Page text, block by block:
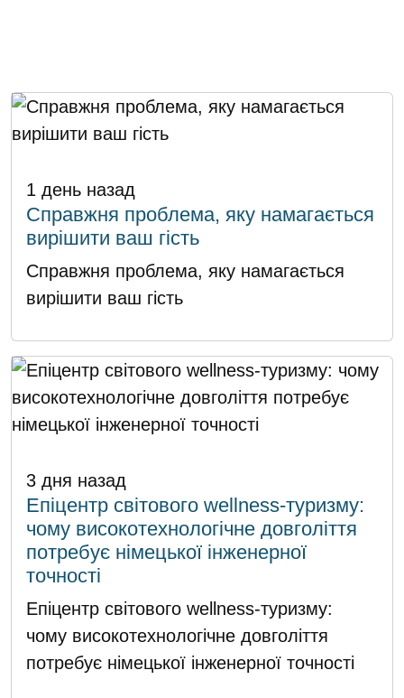
1 день назад
Справжня проблема, яку намагається
вирішити ваш гість
Справжня проблема, яку намагається
вирішити ваш гість
3 дня назад
Епіцентр світового wellness-туризму:
чому високотехнологічне довголіття
потребує німецької інженерної
точності
Епіцентр світового wellness-туризму:
чому високотехнологічне довголіття
потребує німецької інженерної точності